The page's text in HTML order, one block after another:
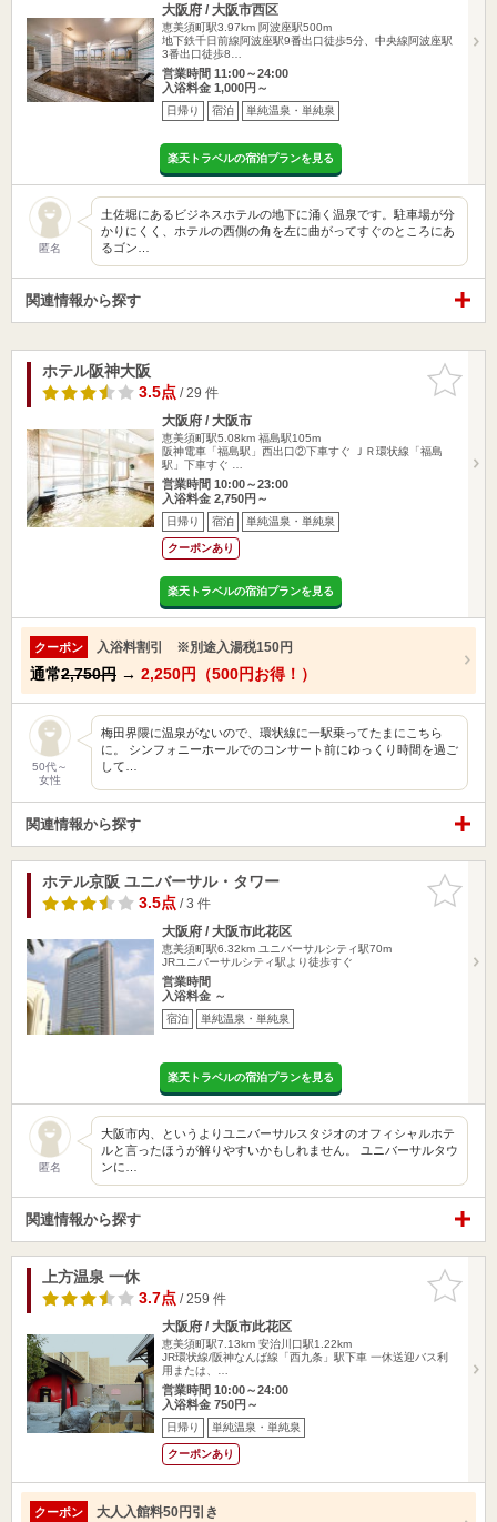
大阪府 / 大阪市西区
恵美須町駅3.97km 阿波座駅500m
地下鉄千日前線阿波座駅9番出口徒歩5分、中央線阿波座駅
3番出口徒歩8…
営業時間 11:00～24:00
入浴料金 1,000円～
日帰り 宿泊 単純温泉・単純泉
楽天トラベルの宿泊プランを見る
匿名
土佐堀にあるビジネスホテルの地下に涌く温泉です。駐車場が分
かりにくく、ホテルの西側の角を左に曲がってすぐのところにあ
るゴン…
関連情報から探す
お気に入
りに追加
ホテル阪神大阪
3.5点/ 29 件
大阪府 / 大阪市
恵美須町駅5.08km 福島駅105m
阪神電車「福島駅」西出口②下車すぐ ＪＲ環状線「福島
駅」下車すぐ …
営業時間 10:00～23:00
入浴料金 2,750円～
日帰り 宿泊 単純温泉・単純泉
クーポンあり
楽天トラベルの宿泊プランを見る
クーポン 入浴料割引 ※別途入湯税150円
通常2,750円 → 2,250円（500円お得！）
50代～
女性
梅田界隈に温泉がないので、環状線に一駅乗ってたまにこちら
に。 シンフォニーホールでのコンサート前にゆっくり時間を過ご
して…
関連情報から探す
お気に入
りに追加
ホテル京阪 ユニバーサル・タワー
3.5点/ 3 件
大阪府 / 大阪市此花区
恵美須町駅6.32km ユニバーサルシティ駅70m
JRユニバーサルシティ駅より徒歩すぐ
営業時間
入浴料金 ～
宿泊 単純温泉・単純泉
楽天トラベルの宿泊プランを見る
匿名
大阪市内、というよりユニバーサルスタジオのオフィシャルホテ
ルと言ったほうが解りやすいかもしれません。 ユニバーサルタウ
ンに…
関連情報から探す
お気に入
りに追加
上方温泉 一休
3.7点/ 259 件
大阪府 / 大阪市此花区
恵美須町駅7.13km 安治川口駅1.22km
JR環状線/阪神なんば線「西九条」駅下車 一休送迎バス利
用または、…
営業時間 10:00～24:00
入浴料金 750円～
日帰り 単純温泉・単純泉
クーポンあり
クーポン 大人入館料50円引き